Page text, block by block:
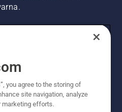
you agree to the storing of
site navigation, analyze
marketing efforts.